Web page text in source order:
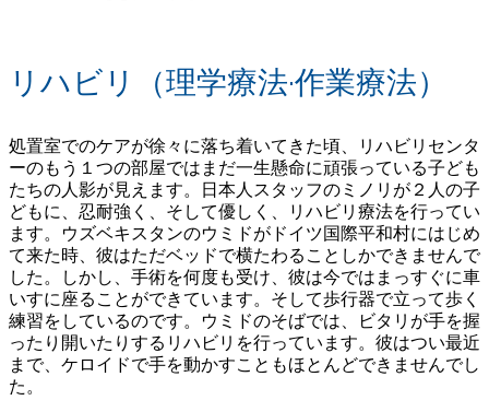
リハビリ（理学療法·作業療法）
処置室でのケアが徐々に落ち着いてきた頃、リハビリセンタ
ーのもう１つの部屋ではまだ一生懸命に頑張っている子ども
たちの人影が見えます。日本人スタッフのミノリが２人の子
どもに、忍耐強く、そして優しく、リハビリ療法を行ってい
ます。ウズベキスタンのウミドがドイツ国際平和村にはじめ
て来た時、彼はただベッドで横たわることしかできませんで
した。しかし、手術を何度も受け、彼は今ではまっすぐに車
いすに座ることができています。そして歩行器で立って歩く
練習をしているのです。ウミドのそばでは、ビタリが手を握
ったり開いたりするリハビリを行っています。彼はつい最近
まで、ケロイドで手を動かすこともほとんどできませんでし
た。